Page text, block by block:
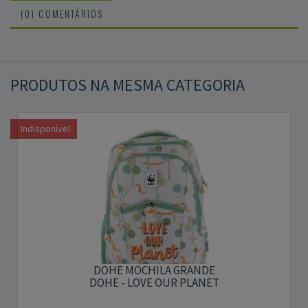
(0) COMENTÁRIOS
PRODUTOS NA MESMA CATEGORIA
Indisponível
DOHE MOCHILA GRANDE
DOHE - LOVE OUR PLANET